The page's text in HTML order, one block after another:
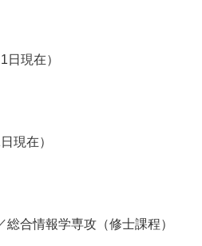
現在）
現在）
合情報学専攻（修士課程）